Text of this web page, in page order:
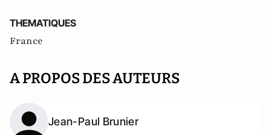
THEMATIQUES
France
A PROPOS DES AUTEURS
Jean-Paul Brunier